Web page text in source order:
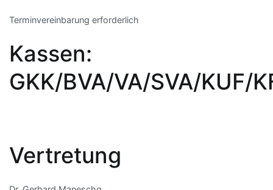
Terminvereinbarung erforderlich
Kassen:
GKK/BVA/VA/SVA/KUF/
Vertretung